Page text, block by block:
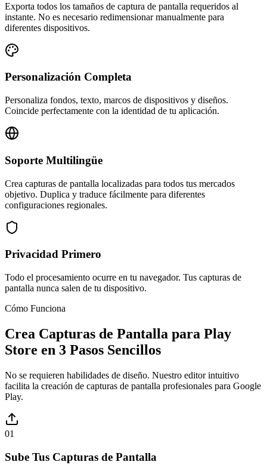
Exporta todos los tamaños de captura de pantalla requeridos al
instante. No es necesario redimensionar manualmente para
diferentes dispositivos.
Personalización Completa
Personaliza fondos, texto, marcos de dispositivos y diseños.
Coincide perfectamente con la identidad de tu aplicación.
Soporte Multilingüe
Crea capturas de pantalla localizadas para todos tus mercados
objetivo. Duplica y traduce fácilmente para diferentes
configuraciones regionales.
Privacidad Primero
Todo el procesamiento ocurre en tu navegador. Tus capturas de
pantalla nunca salen de tu dispositivo.
Cómo Funciona
Crea Capturas de Pantalla para Play
Store en 3 Pasos Sencillos
No se requieren habilidades de diseño. Nuestro editor intuitivo
facilita la creación de capturas de pantalla profesionales para Google
Play.
01
Sube Tus Capturas de Pantalla